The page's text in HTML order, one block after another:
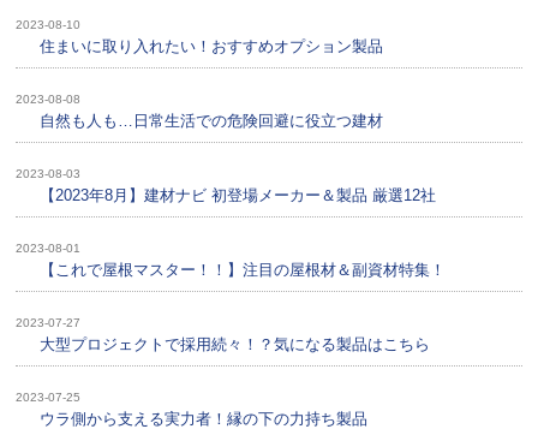
2023-08-10
住まいに取り入れたい！おすすめオプション製品
2023-08-08
自然も人も…日常生活での危険回避に役立つ建材
2023-08-03
【2023年8月】建材ナビ 初登場メーカー＆製品 厳選12社
2023-08-01
【これで屋根マスター！！】注目の屋根材＆副資材特集！
2023-07-27
大型プロジェクトで採用続々！？気になる製品はこちら
2023-07-25
ウラ側から支える実力者！縁の下の力持ち製品